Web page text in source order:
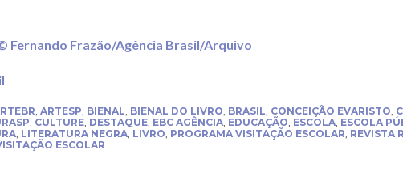
Fernando Frazão/Agência Brasil/Arquivo
ARTESP BIENAL BIENAL DO LIVRO BRASIL CONCEIÇÃO EVARISTO
CULTURE, DESTAQUE, EBC AGÊNCIA, EDUCAÇÃO ESCOLA, ESCOLA
, LITERATURA NEGRA, LIVRO PROGRAMA VISITAÇÃO ESCOLAR REVISTA
ESCOLAR